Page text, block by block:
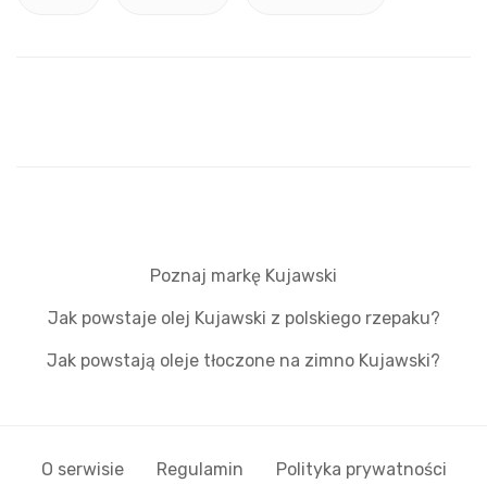
Poznaj markę Kujawski
Jak powstaje olej Kujawski z polskiego rzepaku?
Jak powstają oleje tłoczone na zimno Kujawski?
O serwisie Regulamin Polityka prywatności